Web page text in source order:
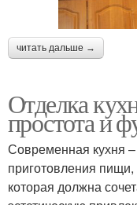
читать дальше →
Отделка
простота и
Современная кухня –
приготовления
которая должна